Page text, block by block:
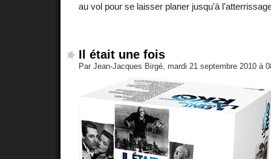
au vol pour se laisser planer jusqu'à
Il était une fois
Par Jean-Jacques Birgé, mardi 21 septembre 2010 à